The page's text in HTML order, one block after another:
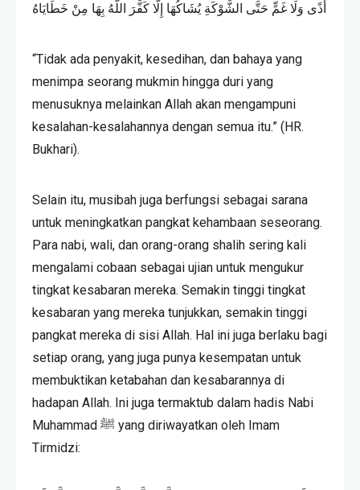
أَذًى وَلَا غَمٍّ حَتَّى الشَّوْكَةِ يُشَاكُهَا إِلَّا كَفَّرَ اللَّهُ بِهَا مِنْ خَطَايَاهُ
“Tidak ada penyakit, kesedihan, dan bahaya yang
menimpa seorang mukmin hingga duri yang
menusuknya melainkan Allah akan mengampuni
kesalahan-kesalahannya dengan semua itu.” (HR.
Bukhari).
Selain itu, musibah juga berfungsi sebagai sarana
untuk meningkatkan pangkat kehambaan seseorang.
Para nabi, wali, dan orang-orang shalih sering kali
mengalami cobaan sebagai ujian untuk mengukur
tingkat kesabaran mereka. Semakin tinggi tingkat
kesabaran yang mereka tunjukkan, semakin tinggi
pangkat mereka di sisi Allah. Hal ini juga berlaku bagi
setiap orang, yang juga punya kesempatan untuk
membuktikan ketabahan dan kesabarannya di
hadapan Allah. Ini juga termaktub dalam hadis Nabi
Muhammad ﷺ yang diriwayatkan oleh Imam
Tirmidzi: